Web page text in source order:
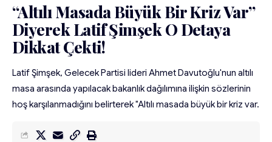
“Altılı Masada Büyük Bir Kriz Var”
Diyerek Latif Şimşek O Detaya
Dikkat Çekti!
Latif Şimşek, Gelecek Partisi lideri Ahmet Davutoğlu'nun altılı
masa arasında yapılacak bakanlık dağılımına ilişkin sözlerinin
hoş karşılanmadığını belirterek "Altılı masada büyük bir kriz var.